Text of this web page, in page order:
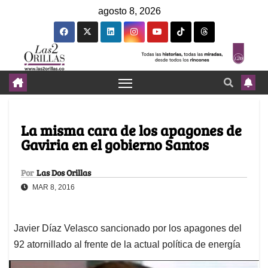
agosto 8, 2026
La misma cara de los apagones de
Gaviria en el gobierno Santos
Por Las Dos Orillas
MAR 8, 2016
Javier Díaz Velasco sancionado por los apagones del
92 atornillado al frente de la actual política de energía